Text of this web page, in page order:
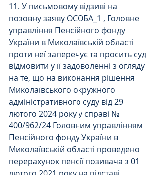
11. У письмовому відзиві на
позовну заяву ОСОБА_1 , Головне
управління Пенсійного фонду
України в Миколаївській області
проти неї заперечує та просить суд
відмовити у її задоволенні з огляду
на те, що на виконання рішення
Миколаївського окружного
адміністративного суду від 29
лютого 2024 року у справі №
400/962/24 Головним управлінням
Пенсійного фонду України в
Миколаївській області проведено
перерахунок пенсії позивача з 01